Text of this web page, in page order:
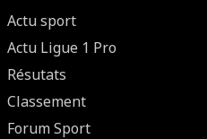
Actu sport
Actu Ligue 1 Pro
Résutats
Classement
Forum Sport